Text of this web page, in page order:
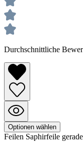
Durchschnittliche
Optionen wählen
Feilen Saphirfeile